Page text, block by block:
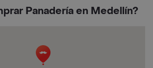
Panadería en Medellín?